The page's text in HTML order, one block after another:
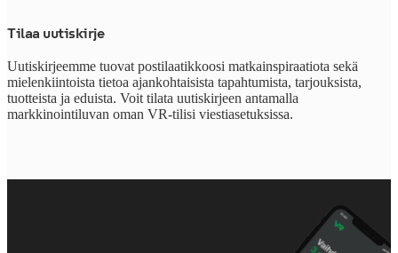
Tilaa uutiskirje
Uutiskirjeemme tuovat postilaatikkoosi matkainspiraatiota sekä
mielenkiintoista tietoa ajankohtaisista tapahtumista, tarjouksista,
tuotteista ja eduista. Voit tilata uutiskirjeen antamalla
markkinointiluvan oman VR-tilisi viestiasetuksissa.